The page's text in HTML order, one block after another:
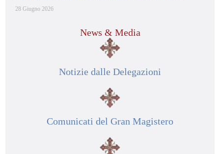
28 Giugno 2026
News & Media
Notizie dalle Delegazioni
Comunicati del Gran Magistero